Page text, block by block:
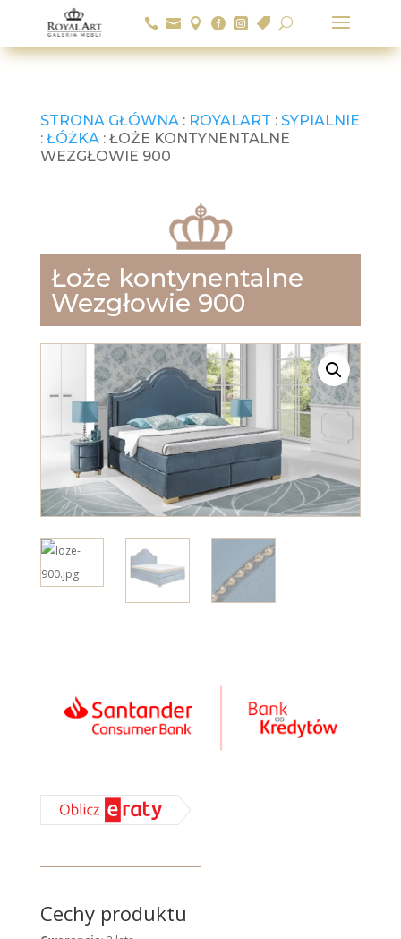
      U
STRONA GŁÓWNA: ROYALART : SYPIALNIE
: ŁÓŻKA: ŁOŻE KONTYNENTALNE
WEZGŁOWIE 900
Łoże kontynentalne
Wezgłowie 900
Cechy produktu